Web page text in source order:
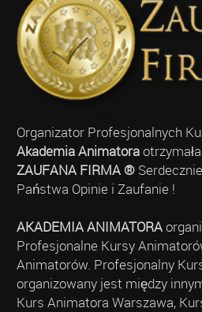
Organizator Profesjonalnych
Akademia Animatora
ZAUFANA FIRMA ®
Państwa Opinie i Zaufanie !
AKADEMIA ANIMATORA
Profesjonalne Kursy
Animatorów. Profesjonalny
organizowany jest między
Kurs Animatora Warszawa,